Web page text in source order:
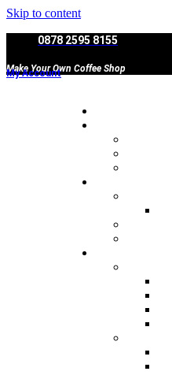
Skip to content
0878 2595 8155
Make Your Own Coffee Shop
My Account